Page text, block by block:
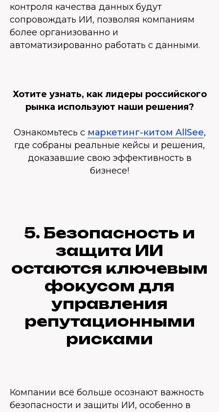
контроля качества данных будут
сопровождать ИИ, позволяя компаниям
более организованно и
автоматизированно работать с данными.
Хотите узнать, как лидеры российского
рынка используют наши решения?
Ознакомьтесь с маркетинг-китом AllSee,
где собраны реальные кейсы и решения,
доказавшие свою эффективность в
бизнесе!
5. Безопасность и
защита ИИ
остаются ключевым
фокусом для
управления
репутационными
рисками
Компании всё больше осознают важность
безопасности и защиты ИИ, особенно в